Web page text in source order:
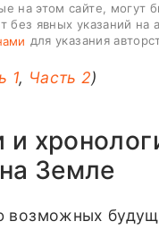
на этом сайте, могут
без явных указаний
для указания
1, Часть 2)
и
Земле